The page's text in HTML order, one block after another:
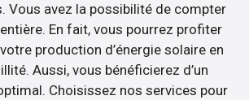
Vous avez la possibilité de compter
En fait, vous pourrez profiter
production d’énergie solaire en
Aussi, vous bénéficierez d’un
Choisissez nos services pour